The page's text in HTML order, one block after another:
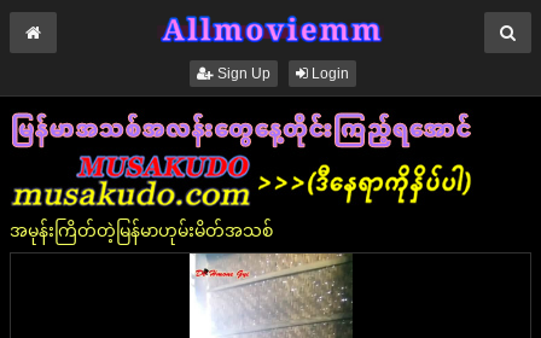
Sign Up Login
အမုန်းကြိတ်တဲ့မြန်မာဟုမ်းမိတ်အသစ်